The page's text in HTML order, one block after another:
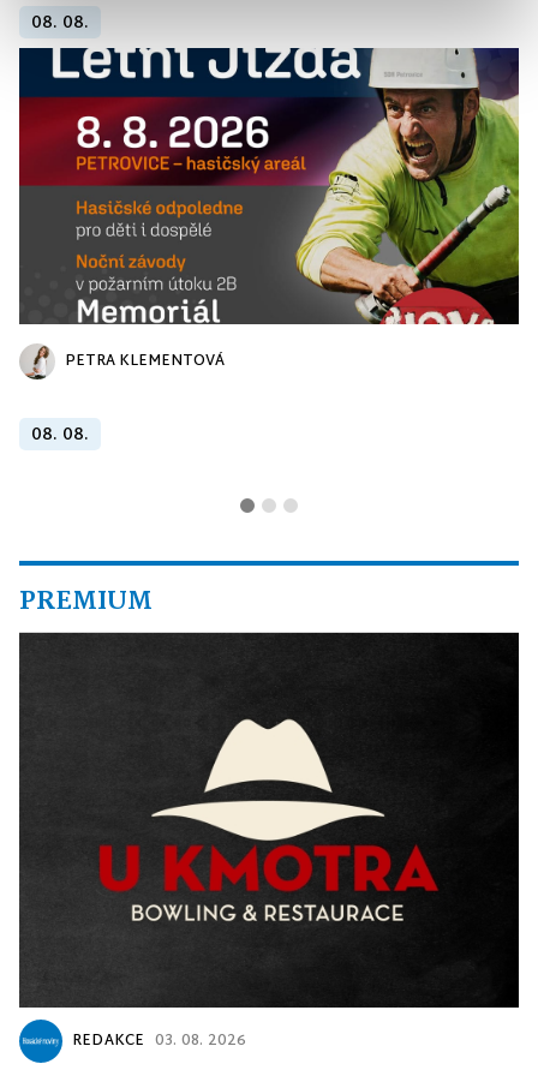
08. 08.
PETRA KLEMENTOVÁ
08. 08.
PREMIUM
REDAKCE 03. 08. 2026